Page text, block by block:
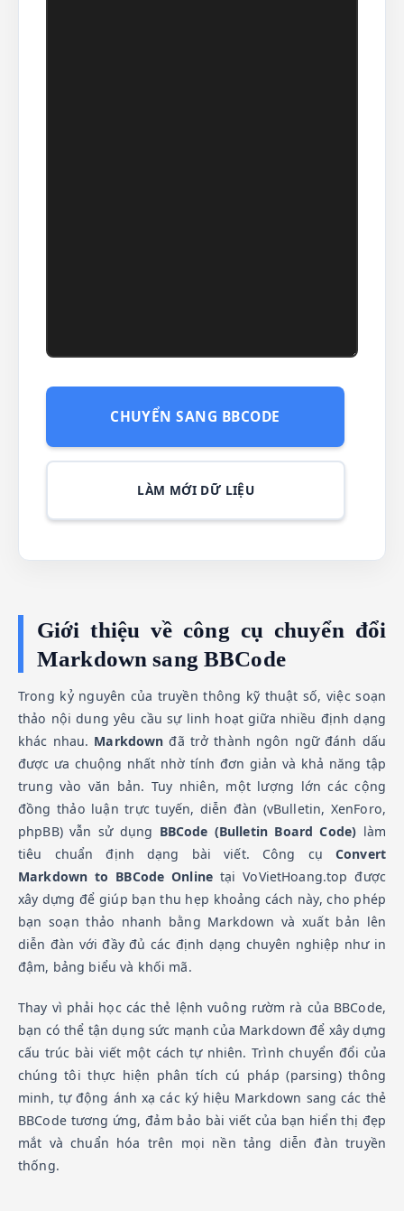
CHUYỂN SANG BBCODE
LÀM MỚI DỮ LIỆU
Giới thiệu về công cụ chuyển đổi
Markdown sang BBCode
Trong kỷ nguyên của truyền thông kỹ thuật số, việc soạn
thảo nội dung yêu cầu sự linh hoạt giữa nhiều định dạng
khác nhau. Markdown đã trở thành ngôn ngữ đánh dấu
được ưa chuộng nhất nhờ tính đơn giản và khả năng tập
trung vào văn bản. Tuy nhiên, một lượng lớn các cộng
đồng thảo luận trực tuyến, diễn đàn (vBulletin, XenForo,
phpBB) vẫn sử dụng BBCode (Bulletin Board Code) làm
tiêu chuẩn định dạng bài viết. Công cụ Convert
Markdown to BBCode Online tại VoVietHoang.top được
xây dựng để giúp bạn thu hẹp khoảng cách này, cho phép
bạn soạn thảo nhanh bằng Markdown và xuất bản lên
diễn đàn với đầy đủ các định dạng chuyên nghiệp như in
đậm, bảng biểu và khối mã.
Thay vì phải học các thẻ lệnh vuông rườm rà của BBCode,
bạn có thể tận dụng sức mạnh của Markdown để xây dựng
cấu trúc bài viết một cách tự nhiên. Trình chuyển đổi của
chúng tôi thực hiện phân tích cú pháp (parsing) thông
minh, tự động ánh xạ các ký hiệu Markdown sang các thẻ
BBCode tương ứng, đảm bảo bài viết của bạn hiển thị đẹp
mắt và chuẩn hóa trên mọi nền tảng diễn đàn truyền
thống.